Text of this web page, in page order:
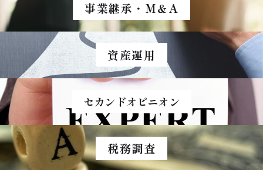
事業継承・M＆A
資産運用
セカンドオピニオン
税務調査